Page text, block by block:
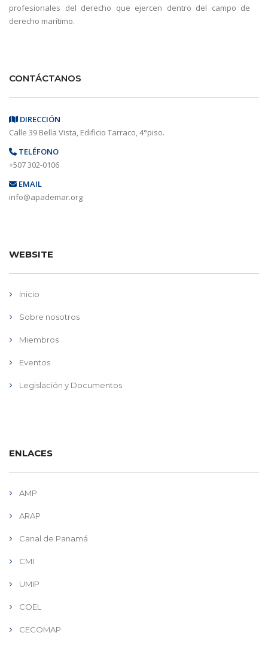
profesionales del derecho que ejercen dentro del campo de
derecho marítimo.
CONTÁCTANOS
DIRECCIÓN
Calle 39 Bella Vista, Edificio Tarraco, 4°piso.
TELÉFONO
+507 302-0106
EMAIL
info@apademar.org
WEBSITE
Inicio
Sobre nosotros
Miembros
Eventos
Legislación y Documentos
ENLACES
AMP
ARAP
Canal de Panamá
CMI
UMIP
COEL
CECOMAP